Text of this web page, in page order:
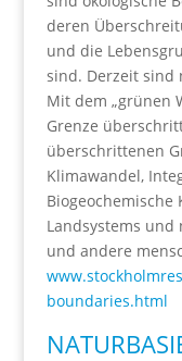
deren
und die
sind. Derzeit sind
Mit dem „grünen
Grenze
überschrittenen
Klimawandel,
Biogeochemische
Landsystems
und andere
boundaries.html